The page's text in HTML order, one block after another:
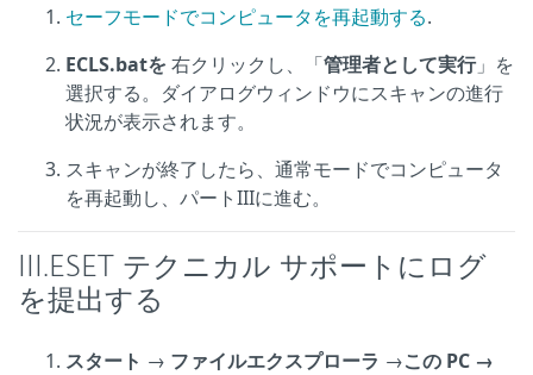
セーフモードでコンピュータを再起動する.
ECLS.batを 右クリックし、「管理者として実行」を
選択する。ダイアログウィンドウにスキャンの進行
状況が表示されます。
スキャンが終了したら、通常モードでコンピュータ
を再起動し、パートIIIに進む。
III.ESET テクニカル サポートにログ
を提出する
スタート → ファイルエクスプローラ →この PC →